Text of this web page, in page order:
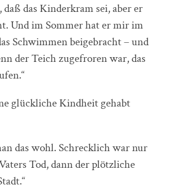
daß das Kinderkram sei, aber er
Und im Sommer hat er mir im
Schwimmen beigebracht – und
der Teich zugefroren war, das
glückliche Kindheit gehabt
das wohl. Schrecklich war nur
Tod, dann der plötzliche